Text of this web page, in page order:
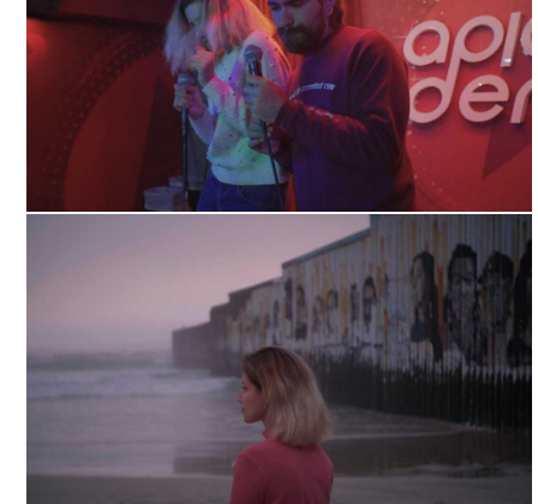
"EL MIRADOR". CORTESÍA DIRECTOR.